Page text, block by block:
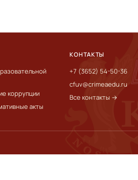
коррупции
акты
КОНТАКТЫ
+7 (3652) 54-50-36
cfuv@crimeaedu.ru
Все контакты →